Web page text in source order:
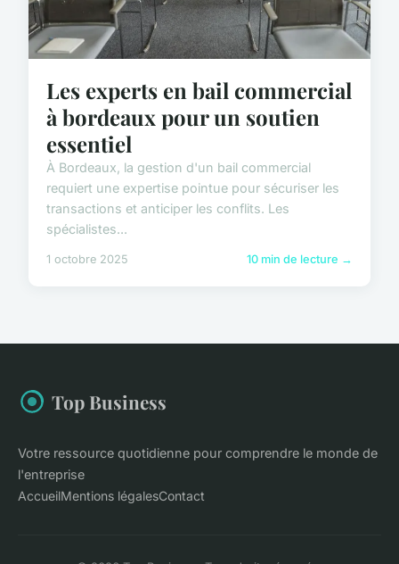
Les experts en bail commercial
à bordeaux pour un soutien
essentiel
À Bordeaux, la gestion d'un bail commercial
requiert une expertise pointue pour sécuriser les
transactions et anticiper les conflits. Les
spécialistes...
1 octobre 2025 10 min de lecture →
Top Business
Votre ressource quotidienne pour comprendre le monde de
l'entreprise
AccueilMentions légalesContact